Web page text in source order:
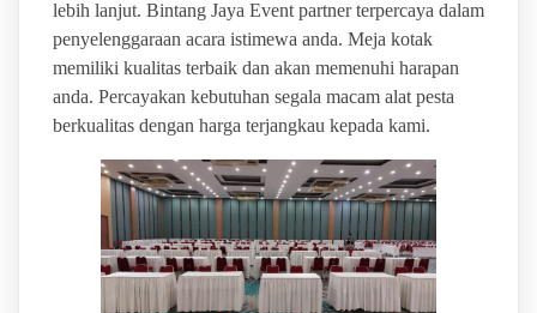
lebih lanjut. Bintang Jaya Event partner terpercaya dalam
penyelenggaraan acara istimewa anda. Meja kotak
memiliki kualitas terbaik dan akan memenuhi harapan
anda. Percayakan kebutuhan segala macam alat pesta
berkualitas dengan harga terjangkau kepada kami.